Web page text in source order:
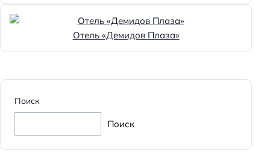
Отель «Демидов Плаза»
Поиск
Поиск